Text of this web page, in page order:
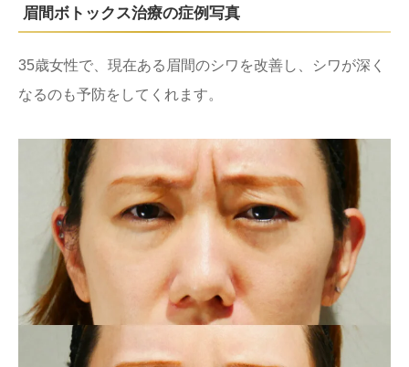
眉間ボトックス治療の症例写真
35歳女性で、現在ある眉間のシワを改善し、シワが深く
なるのも予防をしてくれます。